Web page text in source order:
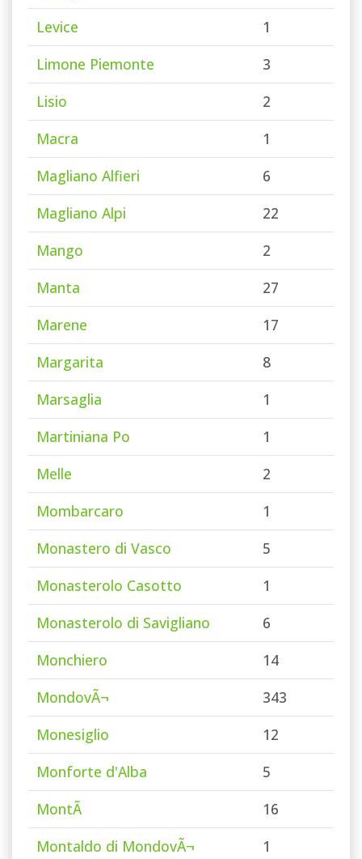
Levice
1
Limone Piemonte
3
Lisio
2
Macra
1
Magliano Alfieri
6
Magliano Alpi
22
Mango
2
Manta
27
Marene
17
Margarita
8
Marsaglia
1
Martiniana Po
1
Melle
2
Mombarcaro
1
Monastero di Vasco
5
Monasterolo Casotto
1
Monasterolo di Savigliano
6
Monchiero
14
MondovÃ¬
343
Monesiglio
12
Monforte d'Alba
5
MontÃ
16
Montaldo di MondovÃ¬
1